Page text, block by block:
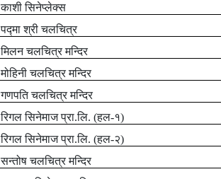
काशी सिनेप्लेक्स
पद्मा श्री चलचित्र
मिलन चलचित्र मन्दिर
मोहिनी चलचित्र मन्दिर
गणपति चलचित्र मन्दिर
रिगल सिनेमाज प्रा.लि. (हल-१)
रिगल सिनेमाज प्रा.लि. (हल-२)
सन्तोष चलचित्र मन्दिर